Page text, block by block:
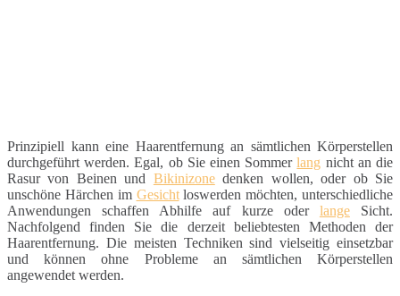
Prinzipiell kann eine Haarentfernung an sämtlichen Körperstellen
durchgeführt werden. Egal, ob Sie einen Sommerlang nicht an die
Rasur von Beinen und Bikinizonedenken wollen, oder ob Sie
unschöne Härchen im Gesichtloswerden möchten, unterschiedliche
Anwendungen schaffen Abhilfe auf kurze oder langeSicht.
Nachfolgend finden Sie die derzeit beliebtesten Methoden der
Haarentfernung. Die meisten Techniken sind vielseitig einsetzbar
und können ohne Probleme an sämtlichen Körperstellen
angewendet werden.